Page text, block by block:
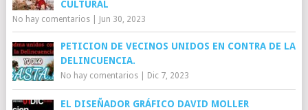
CULTURAL
No hay comentarios| Jun 30, 2023
PETICION DE VECINOS UNIDOS EN CONTRA DE LA
DELINCUENCIA.
No hay comentarios| Dic 7, 2023
EL DISEÑADOR GRÁFICO DAVID MOLLER